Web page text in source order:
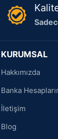
KURUMSAL
Hakkımızda
Banka
İletişim
Blog